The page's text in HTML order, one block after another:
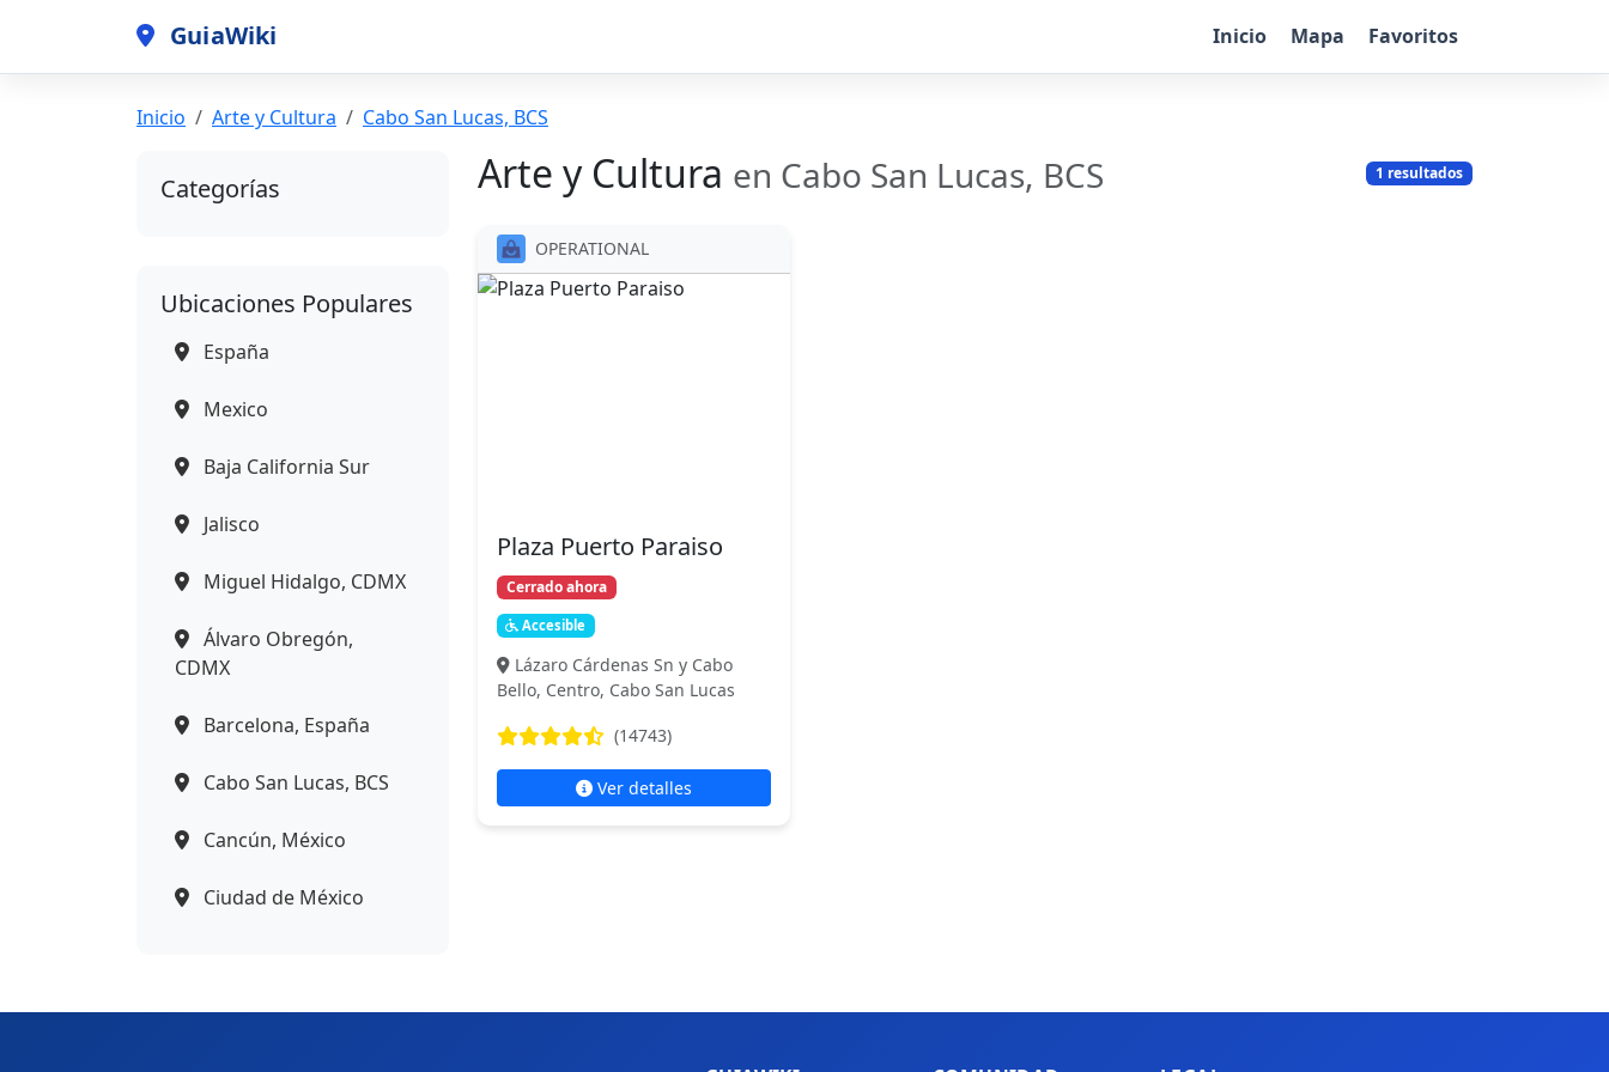
GuiaWiki Inicio Mapa Favoritos
Inicio Arte y Cultura Cabo San Lucas, BCS
Categorías
Ubicaciones Populares
España
Mexico
Baja California Sur
Jalisco
Miguel Hidalgo, CDMX
Álvaro Obregón,
CDMX
Barcelona, España
Cabo San Lucas, BCS
Cancún, México
Ciudad de México
Arte y Cultura en Cabo San Lucas, BCS 1 resultados
OPERATIONAL
Plaza Puerto Paraiso
Cerrado ahora
Accesible
Lázaro Cárdenas Sn y Cabo
Bello, Centro, Cabo San Lucas
(14743)
Ver detalles